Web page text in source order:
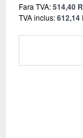
Fara TVA:514,40
TVA inclus:612,14